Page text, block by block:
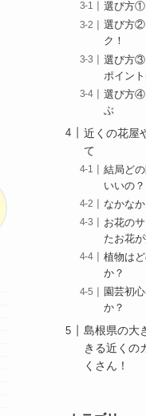
選び方①
選び方②
ク！
選び方③
ポイン
選び方④
ぶ
近くの花屋
て
結局ど
いいの？
なかな
お花の
たお花
植物は
か？
園芸初
か？
島根県の大
きる近くの
くさん！